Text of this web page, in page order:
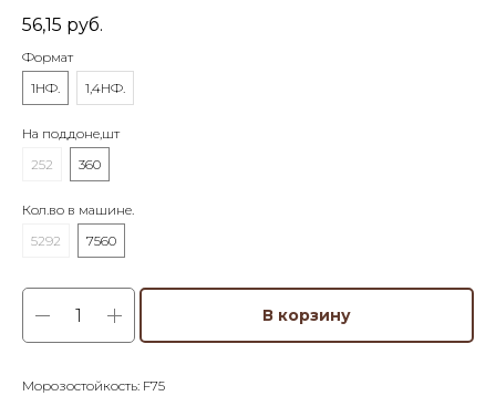
56,15 руб.
Формат
1НФ.
1,4НФ.
На поддоне,шт
252
360
Кол.во в машине.
5292
7560
В корзину
Морозостойкость: F75